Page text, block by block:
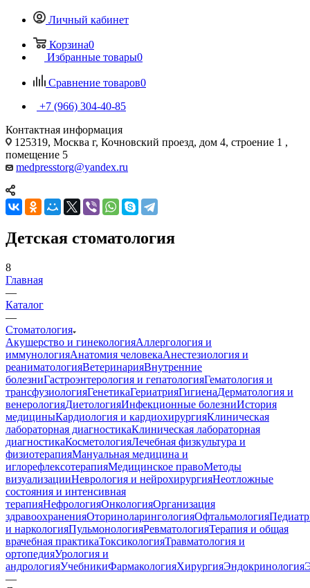
Личный кабинет
Корзина0
Избранные товары0
Сравнение товаров0
+7 (966) 304-40-85
Контактная информация
125319, Москва г, Кочновский проезд, дом 4, строение 1 ,
помещение 5
medpresstorg@yandex.ru
Детская стоматология
8
Главная
—
Каталог
—
Стоматология
Акушерство и гинекологияАллергология и
иммунологияАнатомия человекаАнестезиология и
реаниматологияВетеринарияВнутренние
болезниГастроэнтерология и гепатологияГематология и
трансфузиологияГенетикаГериатрияГигиенаДерматология и
венерологияДиетологияИнфекционные болезниИстория
медициныКардиология и кардиохирургияКлиническая
лабораторная диагностикаКлиническая лабораторная
диагностикаКосметологияЛечебная физкультура и
физиотерапияМануальная медицина и
иглорефлексотерапияМедицинское правоМетоды
визуализацииНеврология и нейрохирургияНеотложные
состояния и интенсивная
терапияНефрологияОнкологияОрганизация
здравоохраненияОториноларингологияОфтальмология
и наркологияПульмонологияРевматологияТерапия и общая
врачебная практикаТоксикологияТравматология и
ортопедияУрология и
андрологияУчебникиФармакологияХирургияЭндокринология
—